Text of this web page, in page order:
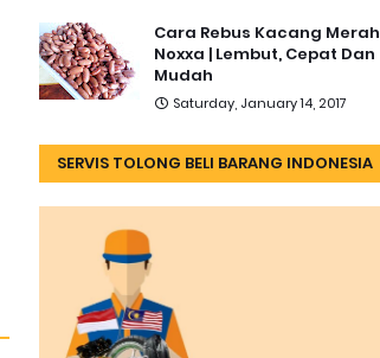
Cara Rebus Kacang Merah
Noxxa | Lembut, Cepat Dan
Mudah
Saturday, January 14, 2017
SERVIS TOLONG BELI BARANG INDONESIA